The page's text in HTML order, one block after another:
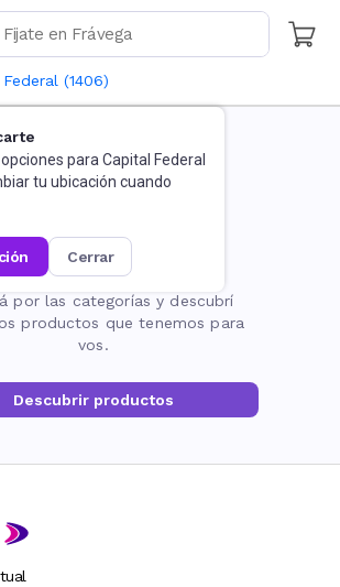
(1406)
para Capital Federal
tu ubicación cuando
cerrar
página no existe
por las categorías y descubrí
productos que tenemos para
vos.
Descubrir productos